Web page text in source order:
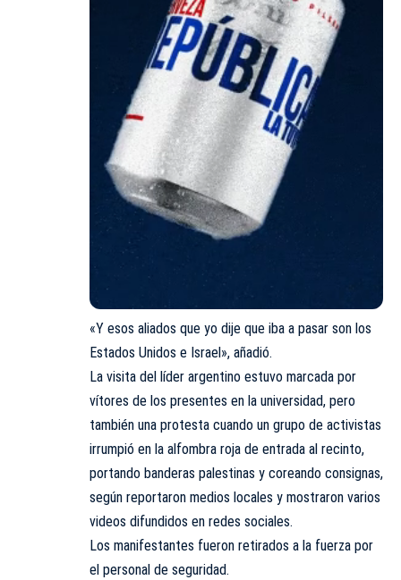
«Y esos aliados que yo dije que iba a pasar son los
Estados Unidos e Israel», añadió.
La visita del líder argentino estuvo marcada por
vítores de los presentes en la universidad, pero
también una protesta cuando un grupo de activistas
irrumpió en la alfombra roja de entrada al recinto,
portando banderas palestinas y coreando consignas,
según reportaron medios locales y mostraron varios
videos difundidos en redes sociales.
Los manifestantes fueron retirados a la fuerza por
el personal de seguridad.